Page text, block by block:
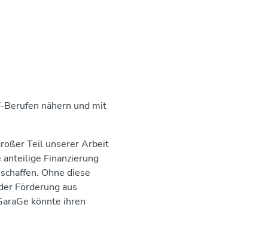
Berufen nähern und mit
Teil unserer Arbeit
Finanzierung
Ohne diese
Förderung aus
könnte ihren